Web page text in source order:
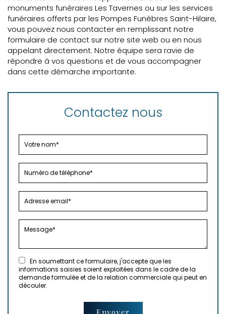
monuments funéraires Les Tavernes ou sur les services
funéraires offerts par les Pompes Funèbres Saint-Hilaire,
vous pouvez nous contacter en remplissant notre
formulaire de contact sur notre site web ou en nous
appelant directement. Notre équipe sera ravie de
répondre à vos questions et de vous accompagner
dans cette démarche importante.
Contactez nous
En soumettant ce formulaire, j'accepte que les
informations saisies soient exploitées dans le cadre de la
demande formulée et de la relation commerciale qui peut en
découler.